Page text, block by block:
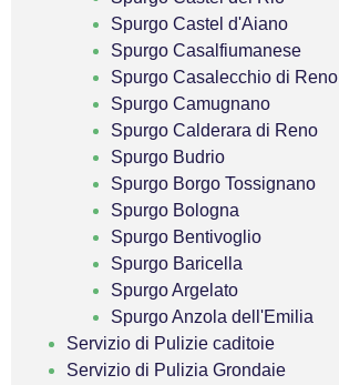
Spurgo Castel d'Aiano
Spurgo Casalfiumanese
Spurgo Casalecchio di Reno
Spurgo Camugnano
Spurgo Calderara di Reno
Spurgo Budrio
Spurgo Borgo Tossignano
Spurgo Bologna
Spurgo Bentivoglio
Spurgo Baricella
Spurgo Argelato
Spurgo Anzola dell'Emilia
Servizio di Pulizie caditoie
Servizio di Pulizia Grondaie